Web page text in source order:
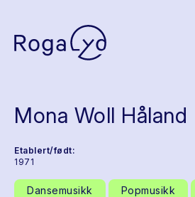
Mona Woll Håland
Etablert/født:
1971
Dansemusikk Popmusikk